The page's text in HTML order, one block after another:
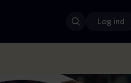
Log ind